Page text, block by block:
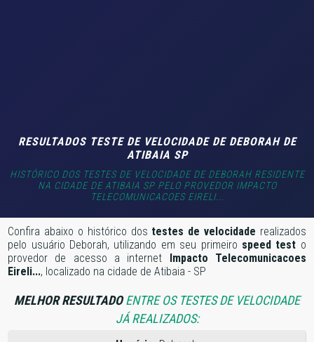
RESULTADOS TESTE DE VELOCIDADE DE DEBORAH DE
ATIBAIA SP
HISTÓRICO DOS TESTES DE VELOCIDADE DE DEBORAH RESIDENTE
NA CIDADE DE ATIBAIA SP PELO PROVEDOR IMPACTO
TELECOMUNICACOES EIRELI...
Confira abaixo o histórico dos testes de velocidade realizados
pelo usuário Deborah, utilizando em seu primeiro speed test o
provedor de acesso a internet Impacto Telecomunicacoes
Eireli..., localizado na cidade de Atibaia - SP
MELHOR RESULTADOENTRE OS TESTES DE VELOCIDADE
JÁ REALIZADOS: